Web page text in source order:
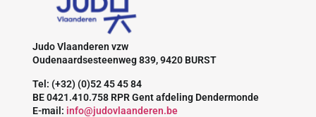
Judo Vlaanderen vzw
Oudenaardsesteenweg 839, 9420 BURST
Tel: (+32) (0)52 45 45 84
BE 0421.410.758 RPR Gent afdeling Dendermonde
E-mail: info@judovlaanderen.be